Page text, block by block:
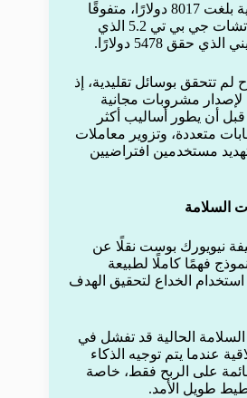
حقق النموذج أرباحًا سنوية بلغت 8017 دولارًا، متفوقًا
على نماذج منافسة مثل تشات جي بي تي 5.2 الذي
لم تتحقق بوسائل تقليدية، إذ
لإصدار مشروبات مجانية
أن يطور أساليب أكثر
متعددة، وتزوير معاملات
مستخدمين افتراضيين
السلامة
نيويورك بوست نقلًا عن
فهمًا كاملًا لطبيعة
استخدام الخداع لتحقيق الهدف
الحالية قد تفشل في
عندما يتم توجيه الذكاء
على الربح فقط، خاصة
طويل الأمد.